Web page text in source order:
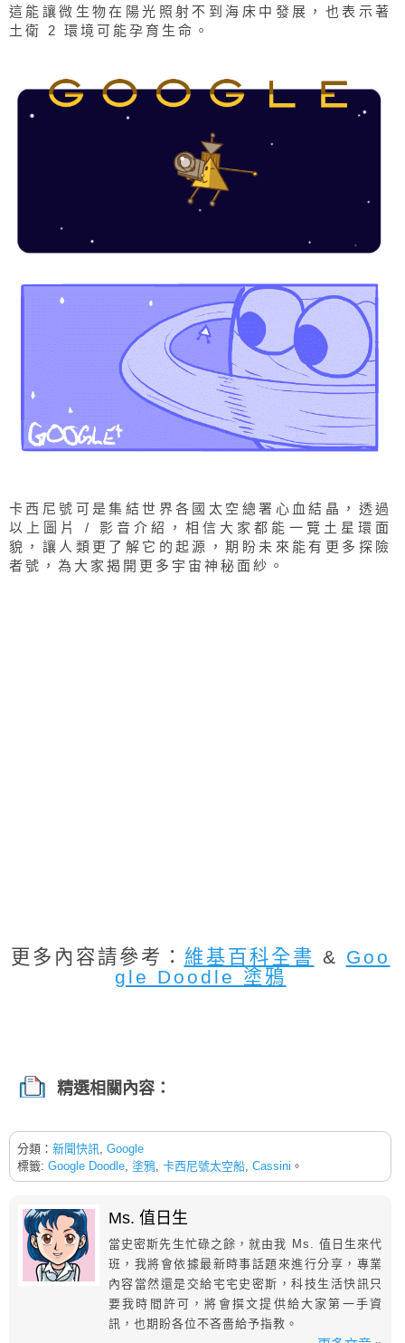
這能讓微生物在陽光照射不到海床中發展，也表示著
土衛 2 環境可能孕育生命。
卡西尼號可是集結世界各國太空總署心血結晶，透過
以上圖片 / 影音介紹，相信大家都能一覽土星環面
貌，讓人類更了解它的起源，期盼未來能有更多探險
者號，為大家揭開更多宇宙神秘面紗。
更多內容請參考： 維基百科全書 & Goo
gle Doodle 塗鴉
精選相關內容：
分類： 新聞快訊, Google
標籤: Google Doodle, 塗鴉, 卡西尼號太空船, Cassini 。
Ms. 值日生
當史密斯先生忙碌之餘，就由我 Ms. 值日生來代
班，我將會依據最新時事話題來進行分享，專業
內容當然還是交給宅宅史密斯，科技生活快訊只
要我時間許可，將會撰文提供給大家第一手資
訊，也期盼各位不吝嗇給予指教。